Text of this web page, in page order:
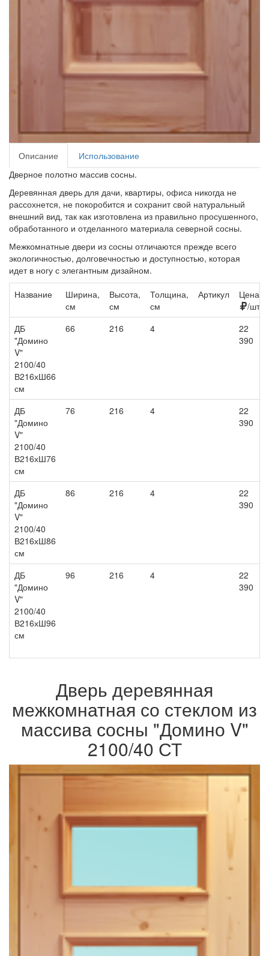
Описание
Использование
Дверное полотно массив сосны.
Деревянная дверь для дачи, квартиры, офиса никогда не
рассохнется, не покоробится и сохранит свой натуральный
внешний вид, так как изготовлена из правильно просушенного,
обработанного и отделанного материала северной сосны.
Межкомнатные двери из сосны отличаются прежде всего
экологичностью, долговечностью и доступностью, которая
идет в ногу с элегантным дизайном.
Название
Ширина,
см
Высота,
см
Толщина,
см
Артикул
Цена,
/шт
ДБ
"Домино
V"
2100/40
В216хШ66
см
66 216 4
22
390
ДБ
"Домино
V"
2100/40
В216хШ76
см
76 216 4
22
390
ДБ
"Домино
V"
2100/40
В216хШ86
см
86 216 4
22
390
ДБ
"Домино
V"
2100/40
В216хШ96
см
96 216 4
22
390
Дверь деревянная
межкомнатная со стеклом из
массива сосны "Домино V"
2100/40 СТ